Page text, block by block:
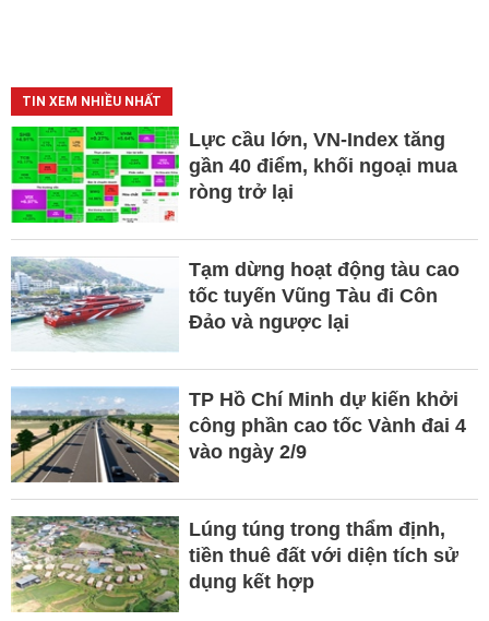
TIN XEM NHIỀU NHẤT
Lực cầu lớn, VN-Index tăng
gần 40 điểm, khối ngoại mua
ròng trở lại
Tạm dừng hoạt động tàu cao
tốc tuyến Vũng Tàu đi Côn
Đảo và ngược lại
TP Hồ Chí Minh dự kiến khởi
công phần cao tốc Vành đai 4
vào ngày 2/9
Lúng túng trong thẩm định,
tiền thuê đất với diện tích sử
dụng kết hợp